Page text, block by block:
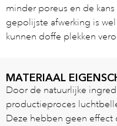
minder poreus en de
gepolijste afwerking is
kunnen doffe plekken
MATERIAAL
Door de natuurlijke
productieproces
Deze hebben geen